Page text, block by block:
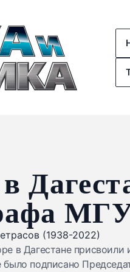
в Дагестане
было подписано